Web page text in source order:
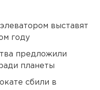
выставят
году
предложили
планеты
сбили в